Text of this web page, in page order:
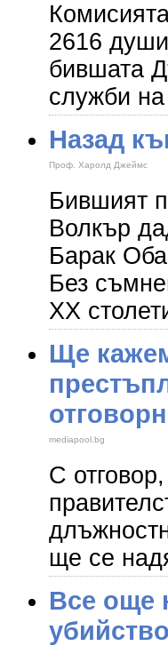
2616 души
бившата
служби на
Назад
Проф. Харолд Джеймс
Бившият
Волкър
Барак
Без
XX
Ще
mediapool.bg
С
ще се
Все още